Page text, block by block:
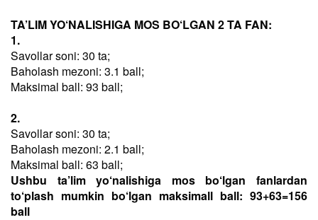
TA’LIM YO‘NALISHIGA MOS BO‘LGAN 2 TA FAN:
1.
Savollar soni: 30 ta;
Baholash mezoni: 3.1 ball;
Maksimal ball: 93 ball;
2.
Savollar soni: 30 ta;
Baholash mezoni: 2.1 ball;
Maksimal ball: 63 ball;
Ushbu ta’lim yo‘nalishiga mos bo‘lgan fanlardan
to‘plash mumkin bo‘lgan maksimall ball: 93+63=156
ball